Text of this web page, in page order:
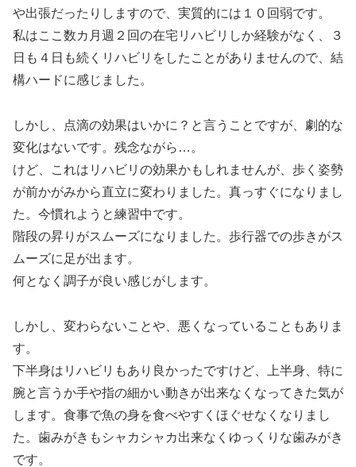
や出張だったりしますので、実質的には１０回弱です。
私はここ数カ月週２回の在宅リハビリしか経験がなく、３
日も４日も続くリハビリをしたことがありませんので、結
構ハードに感じました。
しかし、点滴の効果はいかに？と言うことですが、劇的な
変化はないです。残念ながら…。
けど、これはリハビリの効果かもしれませんが、歩く姿勢
が前かがみから直立に変わりました。真っすぐになりまし
た。今慣れようと練習中です。
階段の昇りがスムーズになりました。歩行器での歩きがス
ムーズに足が出ます。
何となく調子が良い感じがします。
しかし、変わらないことや、悪くなっていることもありま
す。
下半身はリハビリもあり良かったですけど、上半身、特に
腕と言うか手や指の細かい動きが出来なくなってきた気が
します。食事で魚の身を食べやすくほぐせなくなりまし
た。歯みがきもシャカシャカ出来なくゆっくりな歯みがき
です。